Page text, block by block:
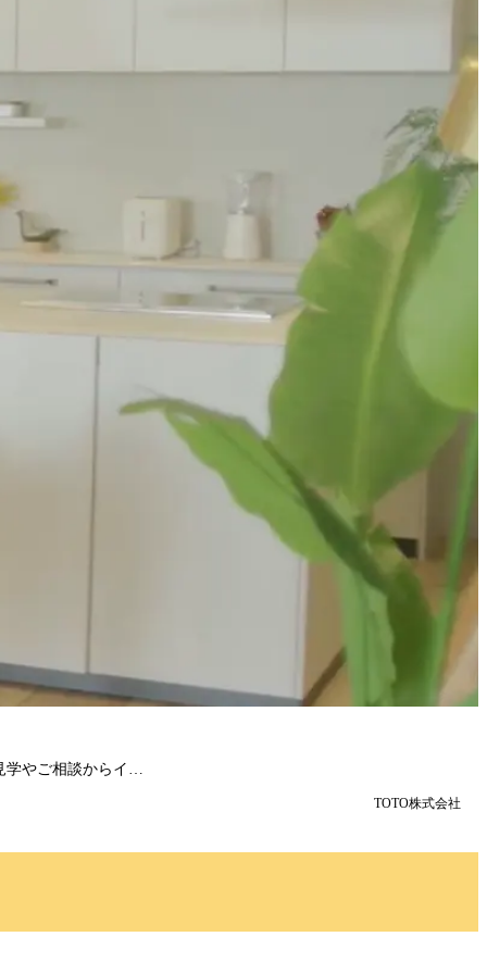
やご相談からイ…
TOTO株式会社